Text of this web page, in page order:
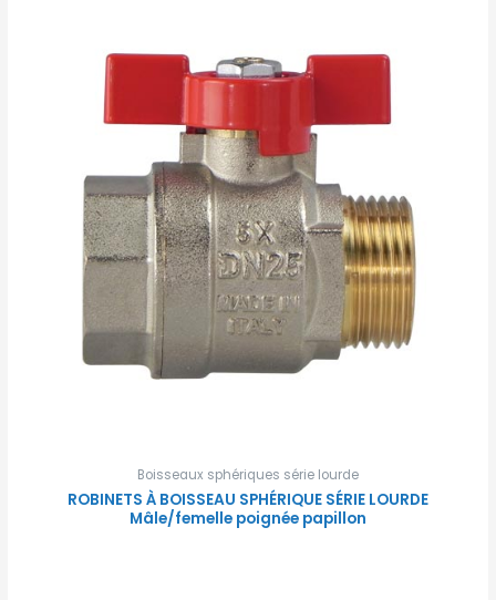
Boisseaux sphériques série lourde
ROBINETS À BOISSEAU SPHÉRIQUE SÉRIE LOURDE
Mâle/femelle poignée papillon